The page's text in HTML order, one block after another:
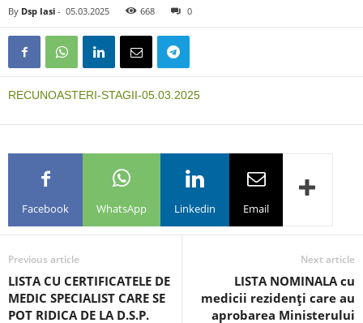
By Dsp Iasi - 05.03.2025 668 0
RECUNOASTERI-STAGII-05.03.2025
Facebook WhatsApp Linkedin Email
Previous article
LISTA CU CERTIFICATELE DE
MEDIC SPECIALIST CARE SE
POT RIDICA DE LA D.S.P.
Next article
LISTA NOMINALA cu
medicii rezidenţi care au
aprobarea Ministerului